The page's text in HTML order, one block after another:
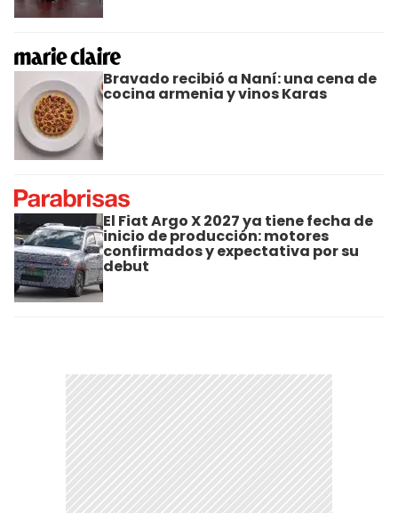
Bravado recibió a Naní: una cena de
cocina armenia y vinos Karas
El Fiat Argo X 2027 ya tiene fecha de
inicio de producción: motores
confirmados y expectativa por su
debut